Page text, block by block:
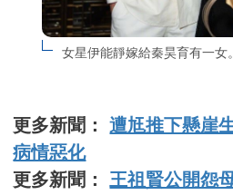
女星伊能靜嫁給秦昊育有一女
更多新聞：遭尪推下懸崖
病情惡化
更多新聞： 王祖賢公開怨